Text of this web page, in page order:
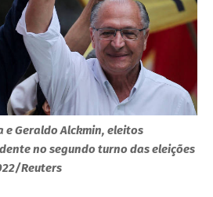
e Geraldo Alckmin, eleitos
no segundo turno das eleições
Reuters